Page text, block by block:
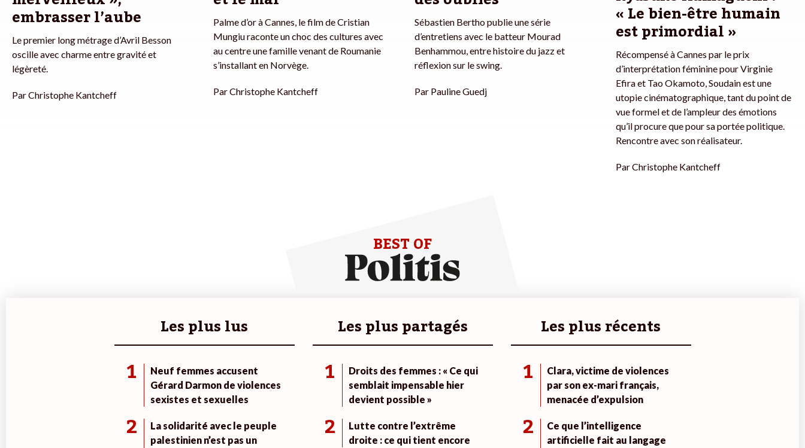
embrasser l’aube
Le premier long métrage d’Avril Besson
oscille avec charme entre gravité et
légèreté.
ParChristophe Kantcheff
Palme d’or à Cannes, le film de Cristian
Mungiu raconte un choc des cultures avec
au centre une famille venant de Roumanie
s’installant en Norvège.
ParChristophe Kantcheff
Sébastien Bertho publie une série
d’entretiens avec le batteur Mourad
Benhammou, entre histoire du jazz et
réflexion sur le swing.
Par Pauline Guedj
« Le bien-être humain
est primordial »
Récompensé à Cannes par le prix
d’interprétation féminine pour Virginie
Efira et Tao Okamoto, Soudain est une
utopie cinématographique, tant du point de
vue formel et de l’ampleur des émotions
qu’il procure que pour sa portée politique.
Rencontre avec son réalisateur.
ParChristophe Kantcheff
BEST OF
Les plus lus
1
Neuf femmes accusent
Gérard Darmon de violences
sexistes et sexuelles
2
La solidarité avec le peuple
palestinien n’est pas un
Les plus partagés
1
Droits des femmes : « Ce qui
semblait impensable hier
devient possible »
2
Lutte contre l’extrême
droite : ce qui tient encore
Les plus récents
1
Clara, victime de violences
par son ex-mari français,
menacée d’expulsion
2
Ce que l’intelligence
artificielle fait au langage